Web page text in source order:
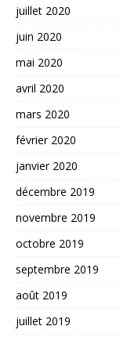
juillet 2020
juin 2020
mai 2020
avril 2020
mars 2020
février 2020
janvier 2020
décembre 2019
novembre 2019
octobre 2019
septembre 2019
août 2019
juillet 2019